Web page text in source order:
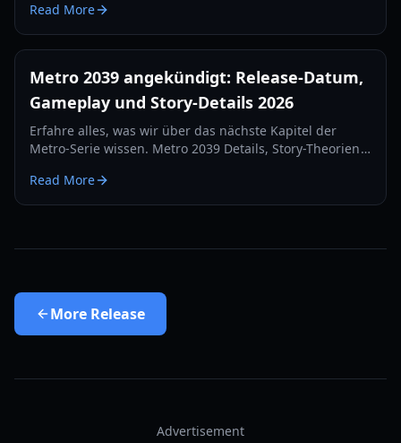
postapokalyptischen Tunneln Moskaus einen Schritt
voraus.
Read More
Metro 2039 angekündigt: Release-Datum,
Gameplay und Story-Details 2026
Erfahre alles, was wir über das nächste Kapitel der
Metro-Serie wissen. Metro 2039 Details, Story-Theorien
Read More
More Release
Advertisement